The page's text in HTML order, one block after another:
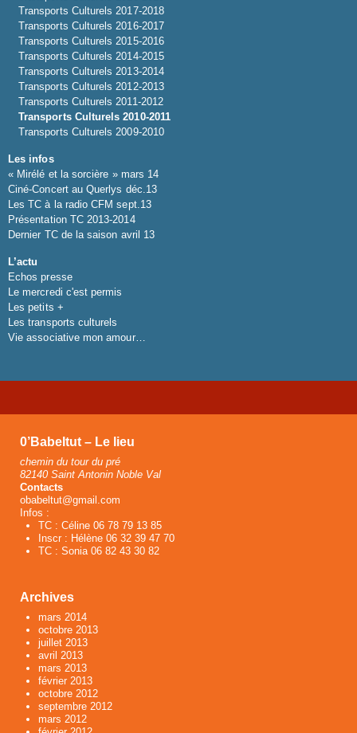
Transports Culturels 2017-2018
Transports Culturels 2016-2017
Transports Culturels 2015-2016
Transports Culturels 2014-2015
Transports Culturels 2013-2014
Transports Culturels 2012-2013
Transports Culturels 2011-2012
Transports Culturels 2010-2011
Transports Culturels 2009-2010
Les infos
« Mirélé et la sorcière » mars 14
Ciné-Concert au Querlys déc.13
Les TC à la radio CFM sept.13
Présentation TC 2013-2014
Dernier TC de la saison avril 13
L’actu
Echos presse
Le mercredi c'est permis
Les petits +
Les transports culturels
Vie associative mon amour…
0’Babeltut – Le lieu
chemin du tour du pré
82140 Saint Antonin Noble Val
Contacts
obabeltut@gmail.com
Infos :
TC : Céline 06 78 79 13 85
Inscr : Hélène 06 32 39 47 70
TC : Sonia 06 82 43 30 82
Archives
mars 2014
octobre 2013
juillet 2013
avril 2013
mars 2013
février 2013
octobre 2012
septembre 2012
mars 2012